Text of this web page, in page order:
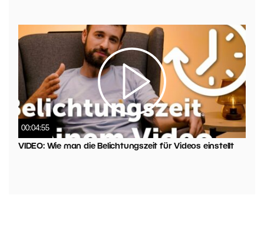
00:04:55
VIDEO: Wie man die Belichtungszeit für Videos einstellt